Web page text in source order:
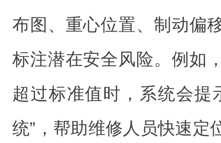
布图、重心位置、制动偏
标注潜在安全风险。例如
超过标准值时，系统会提
统”，帮助维修人员快速定